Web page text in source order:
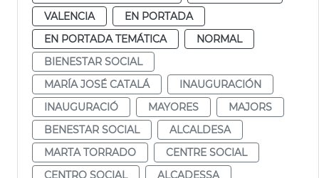
VALENCIA
EN PORTADA
EN PORTADA TEMÁTICA
NORMAL
BIENESTAR SOCIAL
MARÍA JOSÉ CATALÁ
INAUGURACIÓN
INAUGURACIÓ
MAYORES
MAJORS
BENESTAR SOCIAL
ALCALDESA
MARTA TORRADO
CENTRE SOCIAL
CENTRO SOCIAL
ALCADESSA